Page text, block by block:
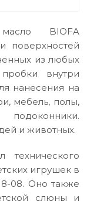
BIOFA
поверхностей
из любых
внутри
нанесения на
мебель, полы,
и животных.
технического
игрушек в
08. Оно также
слюны и